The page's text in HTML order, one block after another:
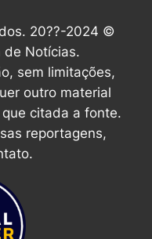
20??-2024 ©
de Notícias.
sem limitações,
outro material
citada a fonte.
reportagens,